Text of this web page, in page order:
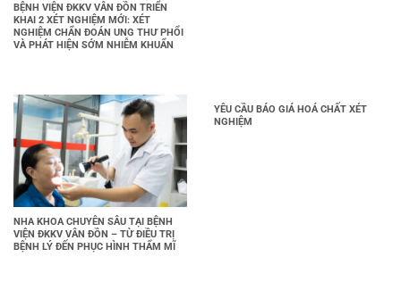
BỆNH VIỆN ĐKKV VÂN ĐỒN TRIỂN
KHAI 2 XÉT NGHIỆM MỚI: XÉT
NGHIỆM CHẨN ĐOÁN UNG THƯ PHỔI
VÀ PHÁT HIỆN SỚM NHIỄM KHUẨN
NHA KHOA CHUYÊN SÂU TẠI BỆNH
VIỆN ĐKKV VÂN ĐỒN – TỪ ĐIỀU TRỊ
BỆNH LÝ ĐẾN PHỤC HÌNH THẨM MĨ
YÊU CẦU BÁO GIÁ HOÁ CHẤT XÉT
NGHIỆM